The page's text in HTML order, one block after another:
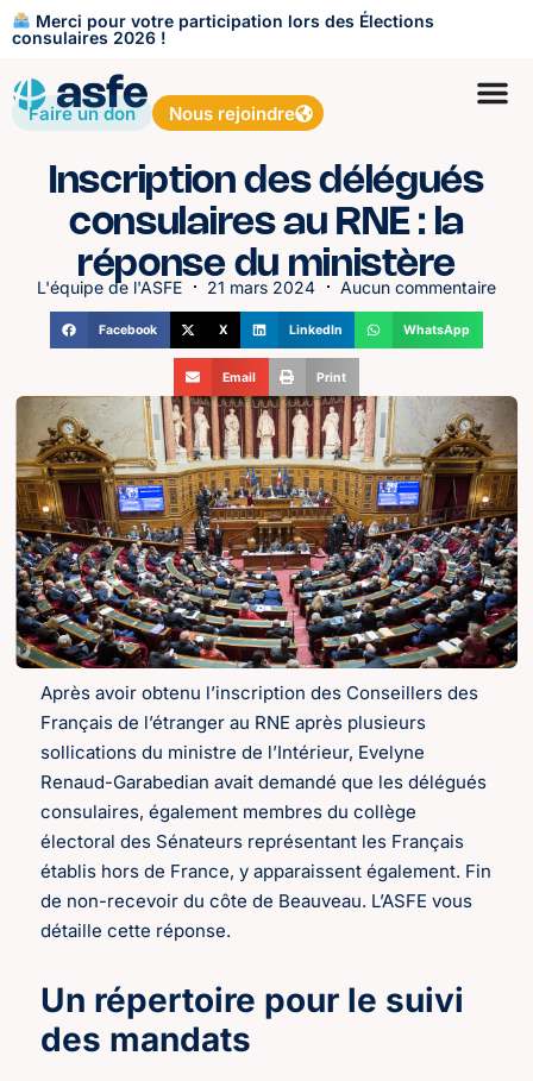
Merci pour votre participation lors des Élections
consulaires 2026 !
Faire un don Nous rejoindre
Inscription des délégués
consulaires au RNE : la
réponse du ministère
L'équipe de l'ASFE 21 mars 2024 Aucun commentaire
Facebook X LinkedIn WhatsApp
Email Print
Après avoir obtenu l’inscription des Conseillers des
Français de l’étranger au RNE après plusieurs
sollications du ministre de l’Intérieur, Evelyne
Renaud-Garabedian avait demandé que les délégués
consulaires, également membres du collège
électoral des Sénateurs représentant les Français
établis hors de France, y apparaissent également. Fin
de non-recevoir du côte de Beauveau. L’ASFE vous
détaille cette réponse.
Un répertoire pour le suivi
des mandats